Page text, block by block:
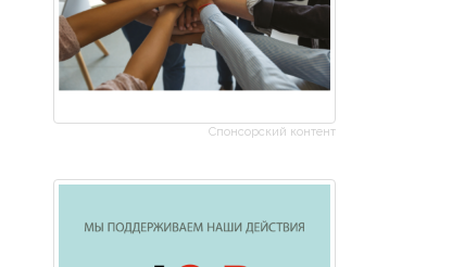
Спонсорский контент